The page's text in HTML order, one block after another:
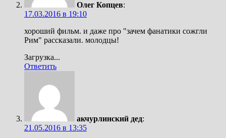
Олег Копцев:
17.03.2016 в 19:10
хороший фильм. и даже про "зачем фанатики сожгли
Рим" рассказали. молодцы!
Загрузка...
Ответить
акчурлинский дед:
21.05.2016 в 13:35